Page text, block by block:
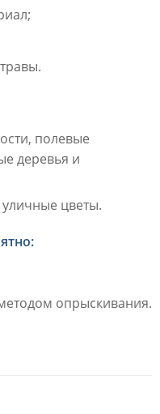
полевые
деревья и
цветы.
опрыскивания.